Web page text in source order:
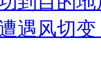
遇风切